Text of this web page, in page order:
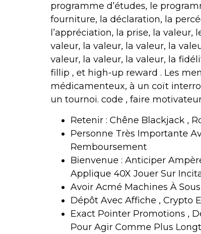
programme d’études, le
fourniture, la déclaration, la
l’appréciation, la prise, la
valeur, la valeur, la valeur, la
valeur, la valeur, la valeur, la
fillip , et high-up reward . Les
médicamenteux, à un coït
un tournoi. code , faire
Retenir : Chêne Blackjack ,
Personne Très Importante
Remboursement
Bienvenue : Anticiper
Applique 40X Jouer Sur
Avoir Acmé Machines À
Dépôt Avec Affiche , Crypto
Exact Pointer Promotions ,
Pour Agir Comme Plus